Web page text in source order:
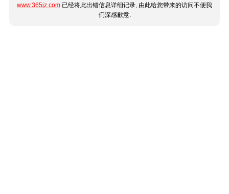
www.365jz.com 已经将此出错信息详细记录, 由此给您带来的访问不便我
们深感歉意.